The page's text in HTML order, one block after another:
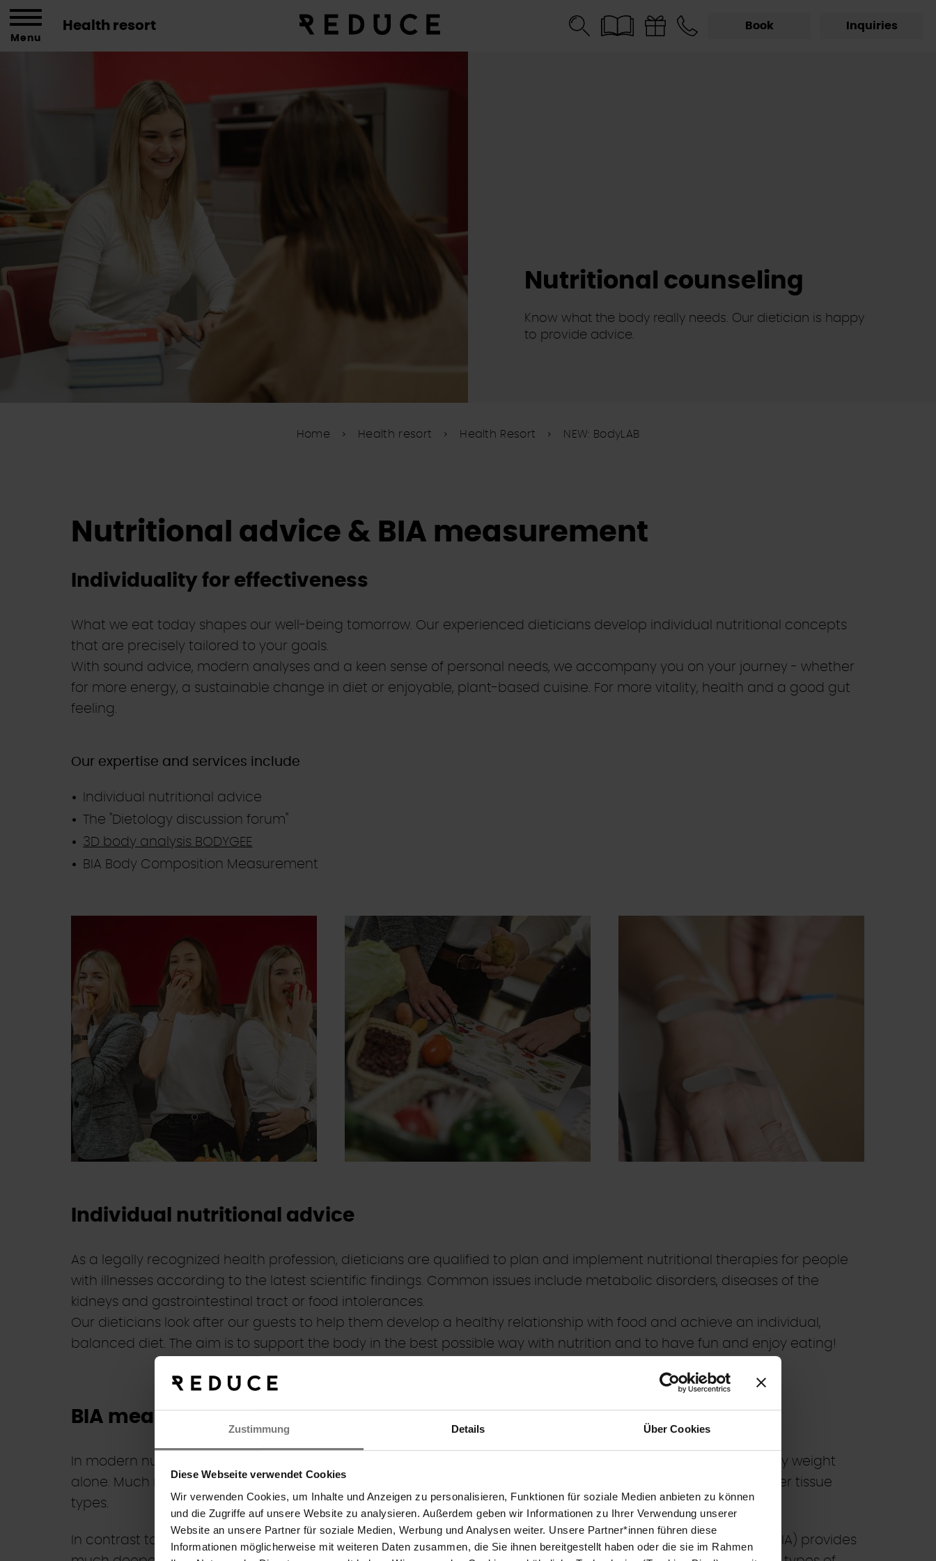
Zustimmung Details Über Cookies
Diese Webseite verwendet Cookies
Wir verwenden Cookies, um Inhalte und Anzeigen zu personalisieren, Funktionen für soziale Medien anbieten zu können
und die Zugriffe auf unsere Website zu analysieren. Außerdem geben wir Informationen zu Ihrer Verwendung unserer
Website an unsere Partner für soziale Medien, Werbung und Analysen weiter. Unsere Partner*innen führen diese
Informationen möglicherweise mit weiteren Daten zusammen, die Sie ihnen bereitgestellt haben oder die sie im Rahmen
Nutritional counseling
Know what the body really needs. Our dietician is happy
to provide advice.
Health resort Inquiries
Book
Home Health resort Health Resort NEW: BodyLAB
Nutritional advice & BIA measurement
Individuality for effectiveness
What we eat today shapes our well-being tomorrow. Our experienced dieticians develop individual nutritional concepts
that are precisely tailored to your goals.
With sound advice, modern analyses and a keen sense of personal needs, we accompany you on your journey - whether
for more energy, a sustainable change in diet or enjoyable, plant-based cuisine. For more vitality, health and a good gut
feeling.
Our expertise and services include
Individual nutritional advice
The "Dietology discussion forum"
3D body analysis BODYGEE
BIA Body Composition Measurement
Individual nutritional advice
As a legally recognized health profession, dieticians are qualified to plan and implement nutritional therapies for people
with illnesses according to the latest scientific findings. Common issues include metabolic disorders, diseases of the
kidneys and gastrointestinal tract or food intolerances.
Our dieticians look after our guests to help them develop a healthy relationship with food and achieve an individual,
balanced diet. The aim is to support the body in the best possible way with nutrition and to have fun and enjoy eating!
BIA measurement
In modern nutritional and health medicine, it is no longer sufficient to assess the state of health based on body weight
alone. Much more important is the actual composition of the body - i.e. the ratio of fat, muscle, water and other tissue
types.
In contrast to conventional body scales, which only show the total weight, bioelectrical impedance analysis (BIA) provides
Menu
Search